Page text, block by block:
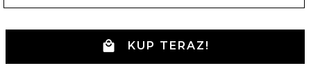
KUP TERAZ!